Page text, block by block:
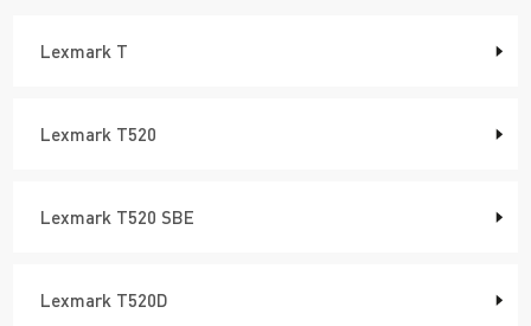
Lexmark T
Lexmark T520
Lexmark T520 SBE
Lexmark T520D